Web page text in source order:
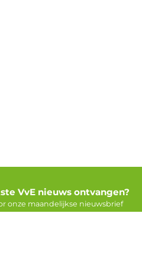
VvE nieuws ontvangen?
onze maandelijkse nieuwsbrief